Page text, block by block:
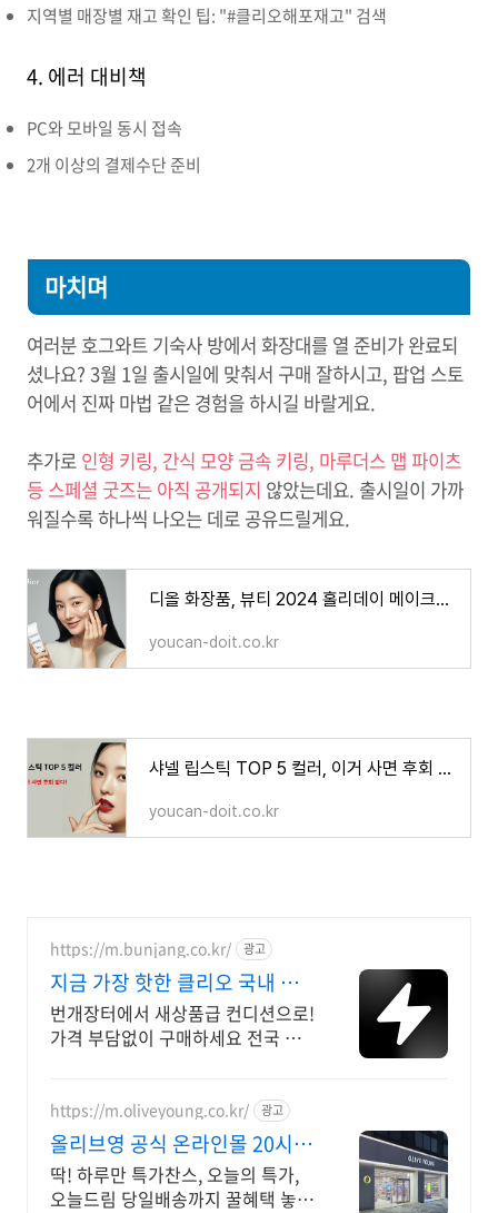
지역별 매장별 재고 확인 팁: "#클리오해포재고" 검색
4. 에러 대비책
PC와 모바일 동시 접속
2개 이상의 결제수단 준비
마치며
여러분 호그와트 기숙사 방에서 화장대를 열 준비가 완료되
셨나요? 3월 1일 출시일에 맞춰서 구매 잘하시고, 팝업 스토
어에서 진짜 마법 같은 경험을 하시길 바랄게요.
추가로 인형 키링, 간식 모양 금속 키링, 마루더스 맵 파이츠
등 스페셜 굿즈는 아직 공개되지 않았는데요. 출시일이 가까
워질수록 하나씩 나오는 데로 공유드릴게요.
디올 화장품, 뷰티 2024 홀리데이 메이크업 컬렉션 리뷰
youcan-doit.co.kr
샤넬 립스틱 TOP 5 컬러, 이거 사면 후회 없다!
youcan-doit.co.kr
https://m.bunjang.co.kr/ 광고
지금 가장 핫한 클리오 국내 최
대 브랜드 중고거래
번개장터에서 새상품급 컨디션으로!
가격 부담없이 구매하세요 전국 각
드
https://m.oliveyoung.co.kr/ 광고
올리브영 공식 온라인몰 20시
이전 주문은 오늘드림
딱! 하루만 특가찬스, 오늘의 특가,
오늘드림 당일배송까지 꿀혜택 놓치